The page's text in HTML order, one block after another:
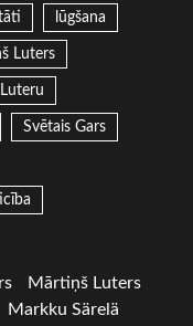
lūgšana
Luters
Svētais Gars
Mārtiņš Luters
Markku Särelä